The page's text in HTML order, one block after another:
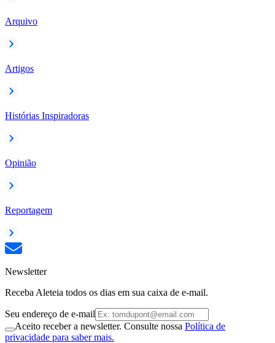
Arquivo
Artigos
Histórias Inspiradoras
Opinião
Reportagem
Newsletter
Receba Aleteia todos os dias em sua caixa de e-mail.
Seu endereço de e-mail
Aceito receber a newsletter. Consulte nossa Política de
privacidade para saber mais.